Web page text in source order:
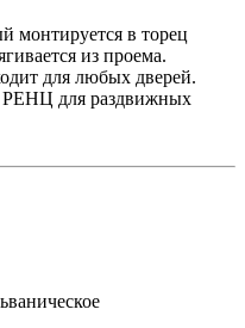
монтируется в торец
из проема.
для любых дверей.
РЕНЦ для раздвижных